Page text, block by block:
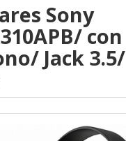
Sony
con
Jack 3.5/